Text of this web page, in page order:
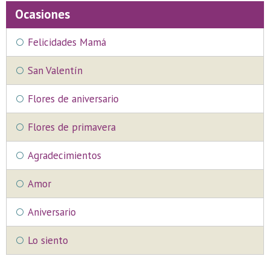
Ocasiones
Felicidades Mamá
San Valentín
Flores de aniversario
Flores de primavera
Agradecimientos
Amor
Aniversario
Lo siento